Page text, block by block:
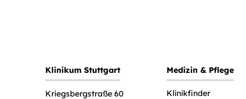
Klinikum Stuttgart
Kriegsbergstraße 60
Medizin & Pflege
Klinikfinder